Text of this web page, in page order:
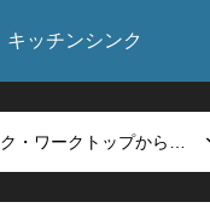
キッチンシンク